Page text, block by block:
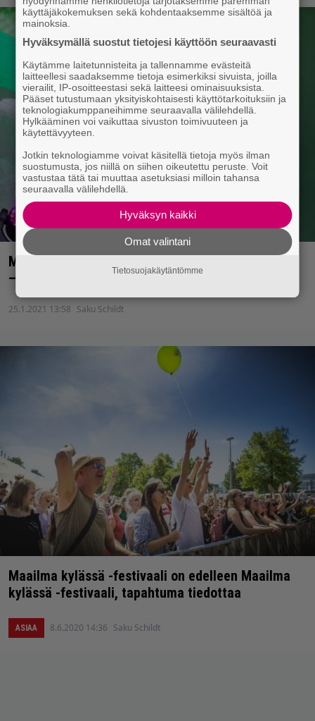
Maailma kylässä -festivaali esittelee tarjontaansa
– lavalla muun muassa Sanni ja Nicole Willis
25.1.2021 13:58 Saku Schildt
Maailma kylässä -festivaali on edelleen Maailma
kylässä -festivaali, tapahtuma tiedottaa
ASIAA 8.6.2020 14:36 Saku Schildt
käyttäjäkokemuksen sekä kohdentaaksemme sisältöä ja
mainoksia.
Hyväksymällä suostut tietojesi käyttöön seuraavasti
Käytämme laitetunnisteita ja tallennamme evästeitä
laitteellesi saadaksemme tietoja esimerkiksi sivuista, joilla
vierailit, IP-osoitteestasi sekä laitteesi ominaisuuksista.
Pääset tutustumaan yksityiskohtaisesti käyttötarkoituksiin ja
teknologiakumppaneihimme seuraavalla välilehdellä.
Hylkääminen voi vaikuttaa sivuston toimivuuteen ja
käytettävyyteen.
Jotkin teknologiamme voivat käsitellä tietoja myös ilman
suostumusta, jos niillä on siihen oikeutettu peruste. Voit
vastustaa tätä tai muuttaa asetuksiasi milloin tahansa
seuraavalla välilehdellä.
Hyväksyn kaikki
Omat valintani
Tietosuojakäytäntömme